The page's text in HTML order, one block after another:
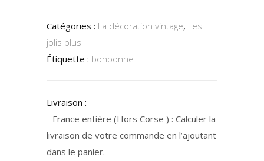
Catégories : La décoration vintage, Les
jolis plus
Étiquette : bonbonne
Livraison :
- France entière (Hors Corse ) : Calculer la
livraison de votre commande en l’ajoutant
dans le panier.